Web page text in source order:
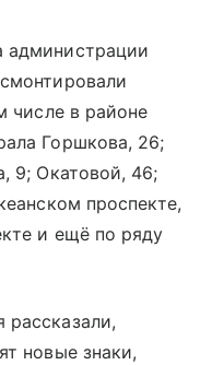
администрации
числе в районе
Горшкова, 26;
9; Окатовой, 46;
проспекте,
и ещё по ряду
рассказали,
новые знаки,